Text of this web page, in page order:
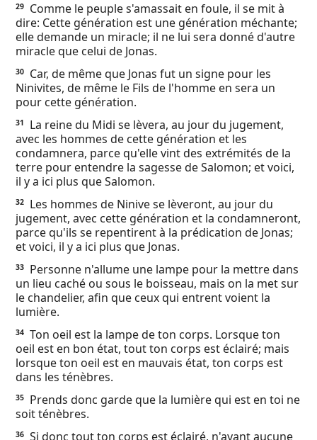
29
Comme le peuple s'amassait en foule, il se mit à
dire: Cette génération est une génération méchante;
elle demande un miracle; il ne lui sera donné d'autre
miracle que celui de Jonas.
30
Car, de même que Jonas fut un signe pour les
Ninivites, de même le Fils de l'homme en sera un
pour cette génération.
31
La reine du Midi se lèvera, au jour du jugement,
avec les hommes de cette génération et les
condamnera, parce qu'elle vint des extrémités de la
terre pour entendre la sagesse de Salomon; et voici,
il y a ici plus que Salomon.
32
Les hommes de Ninive se lèveront, au jour du
jugement, avec cette génération et la condamneront,
parce qu'ils se repentirent à la prédication de Jonas;
et voici, il y a ici plus que Jonas.
33
Personne n'allume une lampe pour la mettre dans
un lieu caché ou sous le boisseau, mais on la met sur
le chandelier, afin que ceux qui entrent voient la
lumière.
34 Ton oeil est la lampe de ton corps. Lorsque ton
oeil est en bon état, tout ton corps est éclairé; mais
lorsque ton oeil est en mauvais état, ton corps est
dans les ténèbres.
35
Prends donc garde que la lumière qui est en toi ne
soit ténèbres.
36 Si donc tout ton corps est éclairé, n'ayant aucune